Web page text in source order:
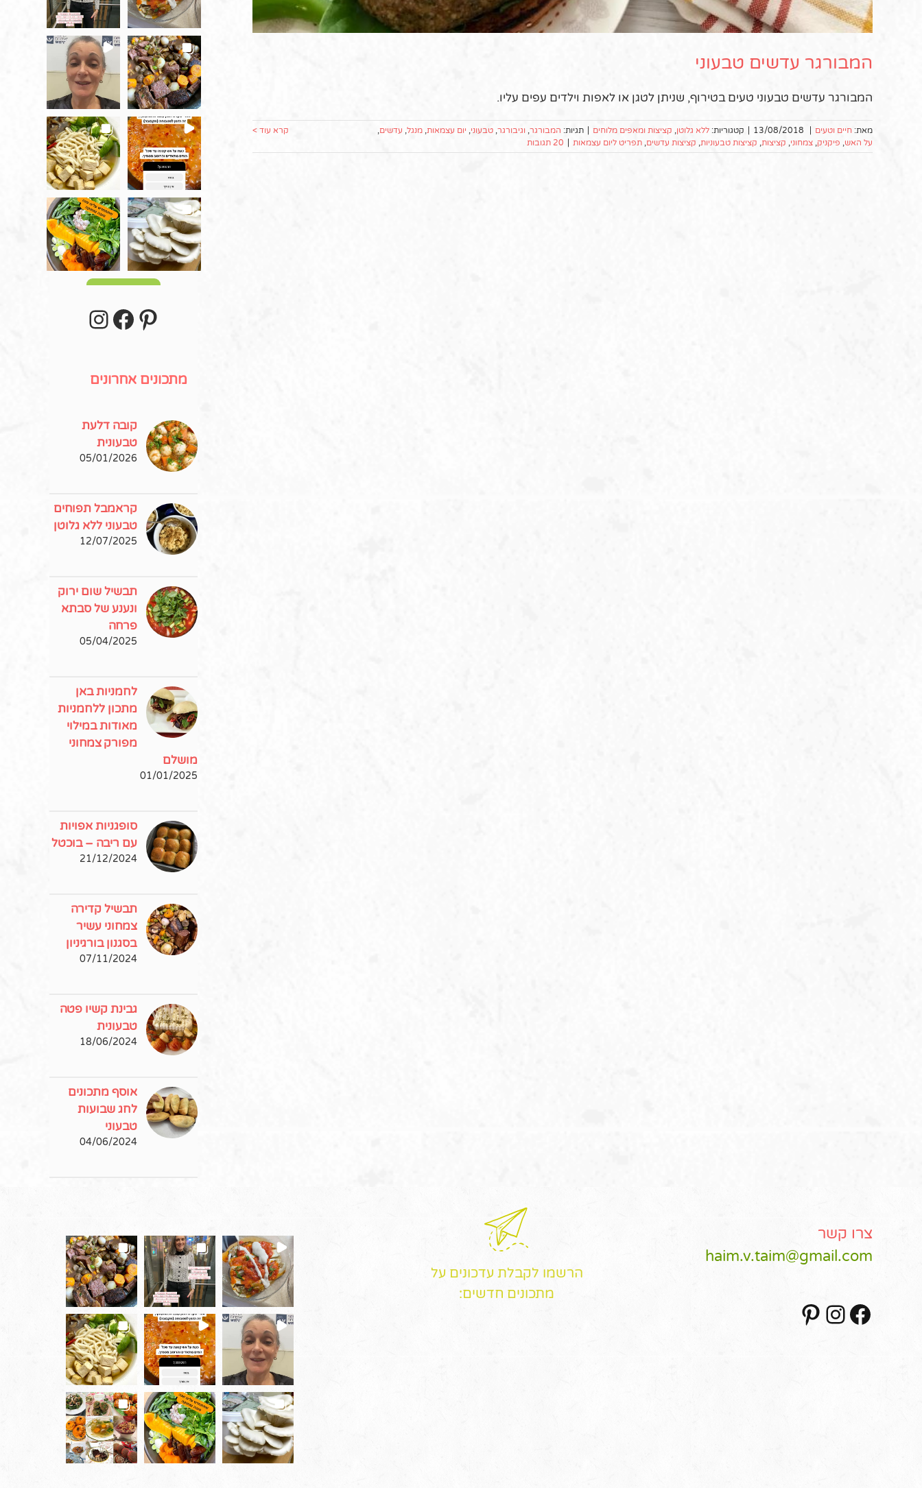
המבורגר עדשים טבעוני
המבורגר עדשים טבעוני טעים בטירוף, שניתן לטגן או לאפות וילדים עפים עליו.
מאת: חיים וטעים |
13/08/2018
| קטגוריות: ללא גלוטן קציצות ומאפים מלוחים | תגיות: המבורגר וגיבורגר טבעוני יום עצמאות מנגל עדשים
על האש פיקניק צמחוני קציצות קציצות טבעוניות קציצות עדשים תפריט ליום עצמאות | 20 תגובות
קרא עוד >
Pinterest
מתכונים אחרונים
קובה דלעת
טבעונית
05/01/2026
קראמבל תפוחים
טבעוני ללא גלוטן
12/07/2025
תבשיל שום ירוק
ונענע של סבתא
פרחה
05/04/2025
לחמניות באן
מתכון ללחמניות
מאודות במילוי
מפורק צמחוני
מושלם
01/01/2025
סופגניות אפויות
עם ריבה – בוכטל
21/12/2024
תבשיל קדירה
צמחוני עשיר
בסגנון בורגיניון
07/11/2024
גבינת קשיו פטה
טבעונית
18/06/2024
אוסף מתכונים
לחג שבועות
טבעוני
04/06/2024
צרו קשר
haim.v.taim@gmail.com
Facebook
Instagram
הרשמו לקבלת עדכונים על
מתכונים חדשים: